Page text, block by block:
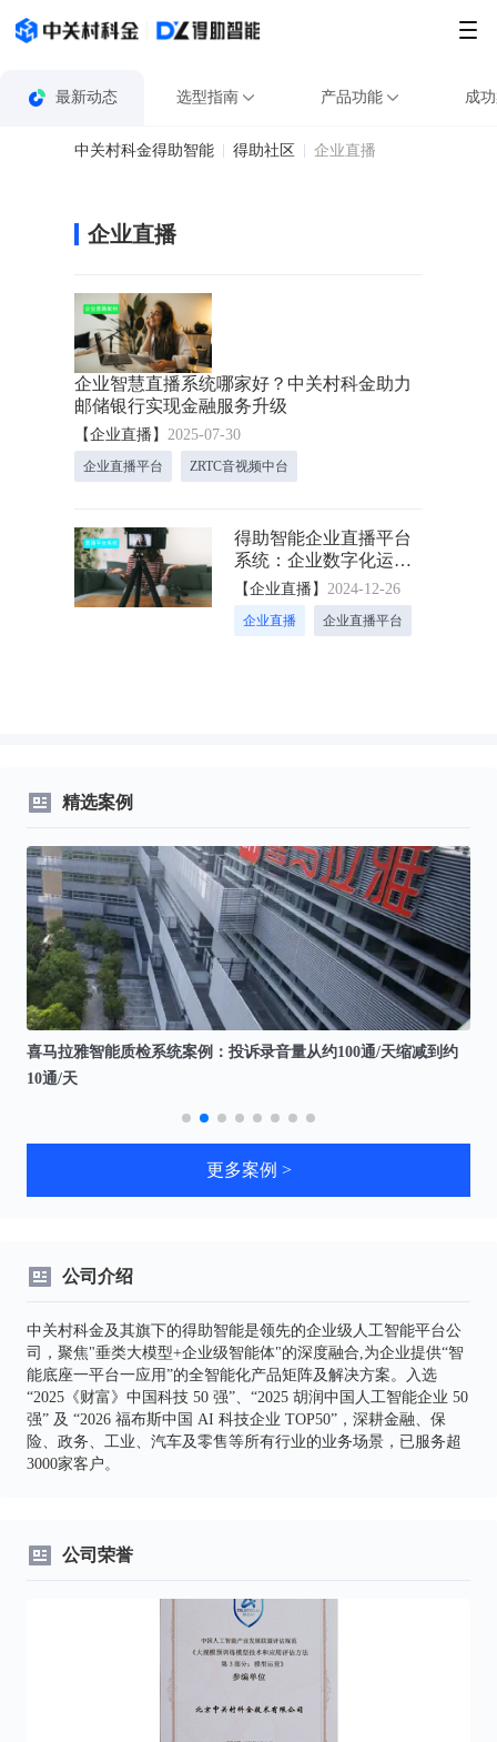
最新动态 选型指南 产品功能 成
中关村科金得助智能 得助社区 企业直播
企业直播
企业智慧直播系统哪家好？中关村科金助力
邮储银行实现金融服务升级
【企业直播】2025-07-30
企业直播平台 ZRTC音视频中台
得助智能企业直播平台
系统：企业数字化运营
转型的得力助手
【企业直播】2024-12-26
企业直播 企业直播平台
精选案例
喜马拉雅智能质检系统案例：投诉录音量从约100通/天缩减到约
10通/天
更多案例 >
公司介绍
中关村科金及其旗下的得助智能是领先的企业级人工智能平台公
司，聚焦"垂类大模型+企业级智能体"的深度融合,为企业提供“智
能底座一平台一应用”的全智能化产品矩阵及解决方案。入选
“2025《财富》中国科技 50 强”、“2025 胡润中国人工智能企业 50
强” 及 “2026 福布斯中国 AI 科技企业 TOP50”，深耕金融、保
险、政务、工业、汽车及零售等所有行业的业务场景，已服务超
3000家客户。
公司荣誉